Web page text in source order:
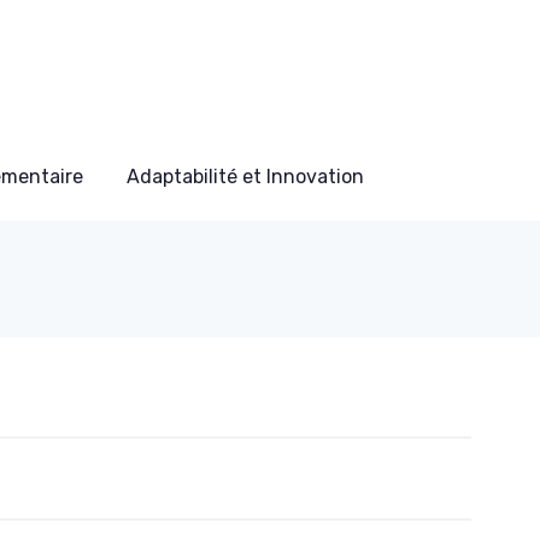
Adaptabilité et Innovation